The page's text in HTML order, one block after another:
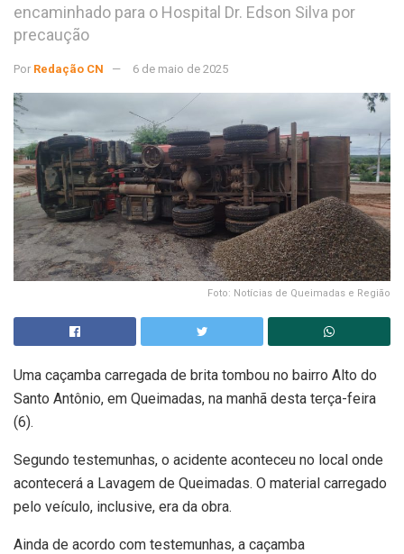
encaminhado para o Hospital Dr. Edson Silva por
precaução
Por Redação CN 6 de maio de 2025
Foto: Notícias de Queimadas e Região
Uma caçamba carregada de brita tombou no bairro Alto do
Santo Antônio, em Queimadas, na manhã desta terça-feira
(6).
Segundo testemunhas, o acidente aconteceu no local onde
acontecerá a Lavagem de Queimadas. O material carregado
pelo veículo, inclusive, era da obra.
Ainda de acordo com testemunhas, a caçamba